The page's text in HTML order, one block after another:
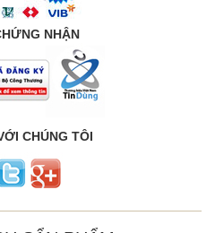
NHẬN
CHÚNG TÔI